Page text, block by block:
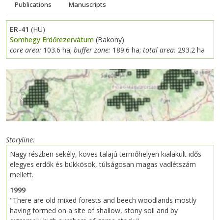
Publications
Manuscripts
ER-41 (HU)
Somhegy Erdőrezervátum (Bakony)
core area: 103.6 ha; buffer zone: 189.6 ha; total area: 293.2 ha
Previous Next
Storyline
Nagy részben sekély, köves talajú termőhelyen kialakult idős
elegyes erdők és bükkösök, túlságosan magas vadlétszám
mellett.
1999
"There are old mixed forests and beech woodlands mostly
having formed on a site of shallow, stony soil and by